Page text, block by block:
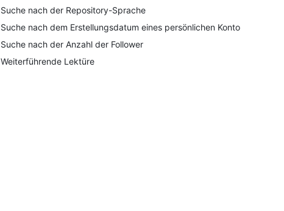
Suche nach der Repository-Sprache
Suche nach dem Erstellungsdatum eines persönlichen Kontos
Suche nach der Anzahl der Follower
Weiterführende Lektüre